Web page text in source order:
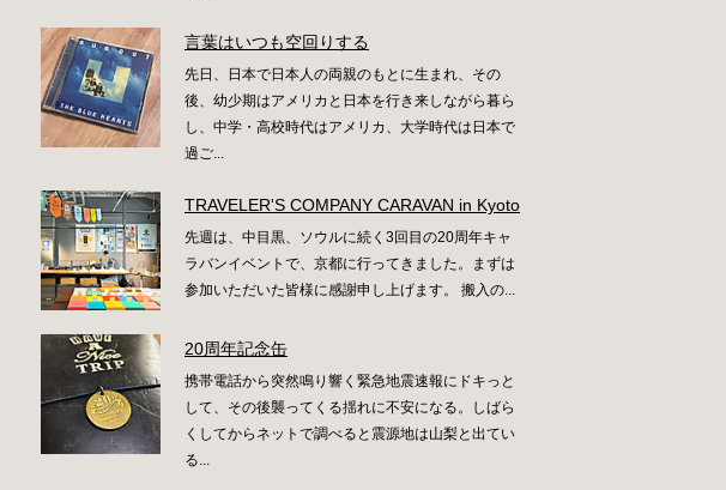
言葉はいつも空回りする
先日、日本で日本人の両親のもとに生まれ、その
後、幼少期はアメリカと日本を行き来しながら暮ら
し、中学・高校時代はアメリカ、大学時代は日本で
過ご...
TRAVELER'S COMPANY CARAVAN in Kyoto
先週は、中目黒、ソウルに続く3回目の20周年キャ
ラバンイベントで、京都に行ってきました。まずは
参加いただいた皆様に感謝申し上げます。 搬入の...
20周年記念缶
携帯電話から突然鳴り響く緊急地震速報にドキっと
して、その後襲ってくる揺れに不安になる。しばら
くしてからネットで調べると震源地は山梨と出てい
る...